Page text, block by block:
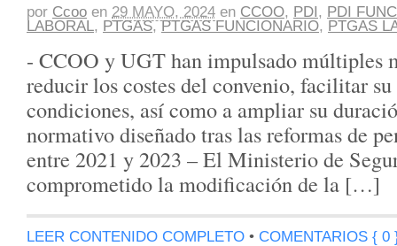
por Ccoo en 29 MAYO, 2024 en CCOO, PDI, PDI
LABORAL, PTGAS,PTGAS FUNCIONARIO, PTGAS
- CCOO y UGT han impulsado múltiples
reducir los costes del convenio, facilitar
condiciones, así como a ampliar su
normativo diseñado tras las reformas de
entre 2021 y 2023 – El Ministerio de
comprometido la modificación de la […]
LEER CONTENIDO COMPLETO • COMENTARIOS { 0